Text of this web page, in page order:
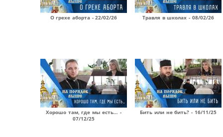
О грехе аборта - 22/02/26 Травля в школах - 08/02/26
Хорошо там, где мы есть… -
07/12/25
Бить или не бить? - 16/11/25